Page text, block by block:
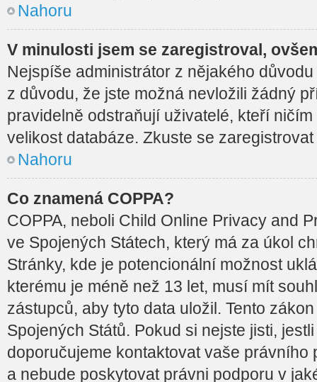
Nahoru
V minulosti jsem se zaregistroval,
Nejspíše administrátor z nějakého
z důvodu, že jste možná nevložili žádný
pravidelně odstraňují uživatelé, kteří
velikost databáze. Zkuste se
Nahoru
Co znamená COPPA?
COPPA, neboli Child Online Privacy and
ve Spojených Státech, který má za úkol
Stránky, kde je potencionální možnost
kterému je méně než 13 let, musí mít
zástupců, aby tyto data uložil. Tento
Spojených Států. Pokud si nejste jisti,
doporučujeme kontaktovat vaše právního
a nebude poskytovat právni podporu v